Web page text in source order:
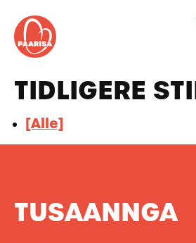
forsiden
TIDLIGERE
[Alle]
TUSAANNGA